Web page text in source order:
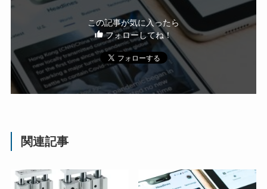
この記事が気に入ったら
フォローしてね！
関連記事